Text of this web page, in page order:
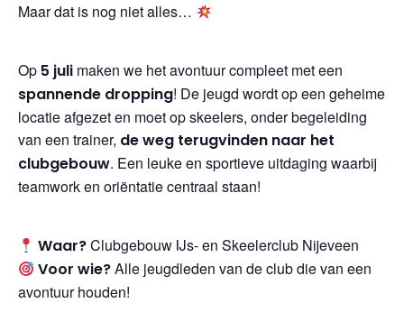
Maar dat is nog niet alles…
Op 5 juli maken we het avontuur compleet met een
spannende dropping! De jeugd wordt op een geheime
locatie afgezet en moet op skeelers, onder begeleiding
van een trainer, de weg terugvinden naar het
clubgebouw. Een leuke en sportieve uitdaging waarbij
teamwork en oriëntatie centraal staan!
Waar?Clubgebouw IJs- en Skeelerclub Nijeveen
Voor wie?Alle jeugdleden van de club die van een
avontuur houden!